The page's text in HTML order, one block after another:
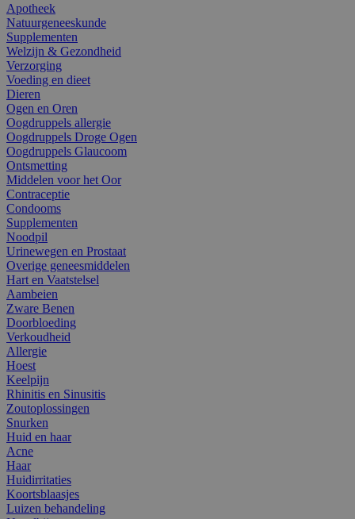
Apotheek
Natuurgeneeskunde
Supplementen
Welzijn & Gezondheid
Verzorging
Voeding en dieet
Dieren
Ogen en Oren
Oogdruppels allergie
Oogdruppels Droge Ogen
Oogdruppels Glaucoom
Ontsmetting
Middelen voor het Oor
Contraceptie
Condooms
Supplementen
Noodpil
Urinewegen en Prostaat
Overige geneesmiddelen
Hart en Vaatstelsel
Aambeien
Zware Benen
Doorbloeding
Verkoudheid
Allergie
Hoest
Keelpijn
Rhinitis en Sinusitis
Zoutoplossingen
Snurken
Huid en haar
Acne
Haar
Huidirritaties
Koortsblaasjes
Luizen behandeling